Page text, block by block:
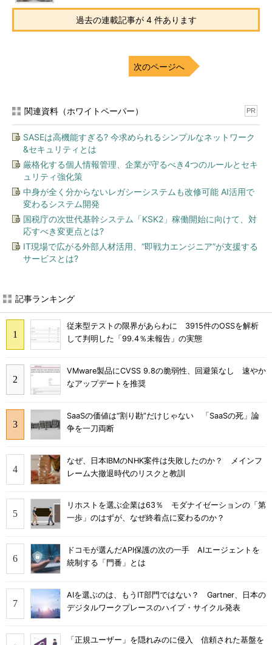
過去の連載記事が 4 件あります
次のページへ
関連資料（ホワイトペーパー） PR
SASEは高機能すぎる? 今求められるシンプルなネットワーク
&セキュリティとは
厳格化する個人情報管理、企業が守るべき4つのルールとセキ
ュリティ強化策
中身が全く分からないレガシーシステムも改修可能 AI活用で
変わるシステム開発
国税庁の次世代基幹システム「KSK2」稼働開始に向けて、対
応すべき変更点とは?
IT現場で広がる外部人材活用、“即戦力エンジニア”が支援する
サービスとは?
記事ランキング
従来型テストの限界があらわに 3915件のOSSを解析
して判明した「99.4％未報告」の実態
VMware製品にCVSS 9.8の脆弱性、回避策なし 速やか
なアップデートを推奨
SaaSの価値は“割り勘”だけじゃない 「SaaSの死」論
争を一刀両断
なぜ、日本IBMのNHK案件は失敗したのか？ メインフ
レーム大撤退時代のリスクと教訓
リホストを選ぶ企業は63％ モダナイゼーションの「第
一歩」のはずが、なぜ終着点に変わるのか？
ドコモが選んだAPI保護の次の一手 AIエージェントを
統制する「門番」とは
AIを選ぶのは、もうIT部門ではない？ Gartner、日本の
デジタルワークプレースのハイプ・サイクル発表
「正規ユーザー」を隠れみのに侵入 信頼された基盤を